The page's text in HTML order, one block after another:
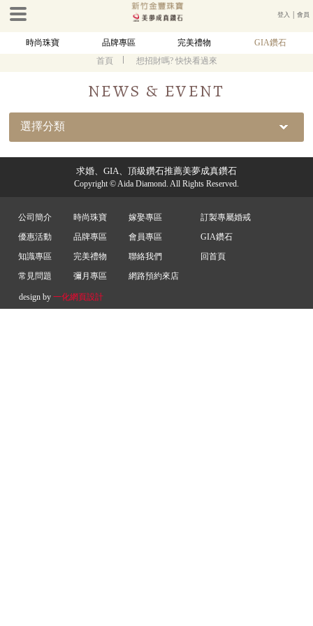
登入 │會員
時尚珠寶 品牌專區 完美禮物
GIA鑽石
首頁
想招財嗎? 快快看過來
NEWS & EVENT
選擇分類
求婚、GIA、頂級鑽石推薦美夢成真鑽石
Copyright © Aida Diamond. All Rights Reserved.
design by 一化網頁設計
公司簡介
優惠活動
知識專區
常見問題
時尚珠寶
品牌專區
完美禮物
彌月專區
嫁娶專區
會員專區
聯絡我們
網路預約來店
訂製專屬婚戒
GIA鑽石
回首頁